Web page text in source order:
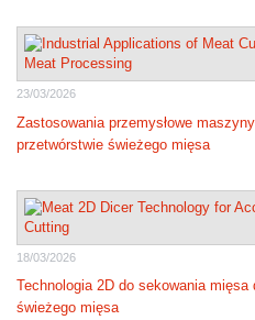
23/03/2026
Zastosowania przemysłowe
przetwórstwie świeżego mięsa
18/03/2026
Technologia 2D do sekowania
świeżego mięsa